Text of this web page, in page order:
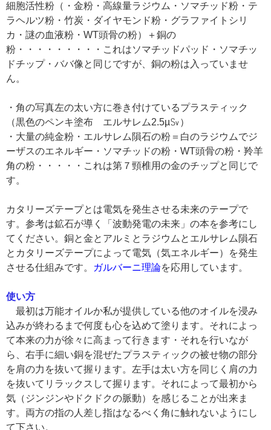
細胞活性粉（・金粉・高線量ラジウム・ソマチッド粉・テ
ラヘルツ粉・竹炭・ダイヤモンド粉・グラファイトシリ
カ・謎の血液粉・WT頭骨の粉）＋銅の
粉・・・・・・・・・これはソマチッドパッド・ソマチッ
ドチップ・ババ像と同じですが、銅の粉は入っていませ
ん。
・角の写真左の太い方に巻き付けているプラスティック
（黒色のペンキ塗布 エルサレム2.5µ㏜）
・大量の純金粉・エルサレム隕石の粉＝白のラジウムでジ
ーザスのエネルギー・ソマチッドの粉・WT頭骨の粉・羚羊
角の粉・・・・・これは第７頸椎用の金のチップと同じで
す。
カタリーズテープとは電気を発生させる未来のテープで
す。参考は鉱石が導く「波動発電の未来」の本を参考にし
てください。銅と金とアルミとラジウムとエルサレム隕石
とカタリーズテープによって電気（気エネルギー）を発生
させる仕組みです。
ガルバーニ理論を応用しています。
使い方
最初は万能オイルか私が提供している他のオイルを浸み
込みが終わるまで何度も心を込めて塗ります。それによっ
て本来の力が徐々に高まって行きます・それを行いなが
ら、右手に細い銅を混ぜたプラスティックの被せ物の部分
を肩の力を抜いて握ります。左手は太い方を同じく肩の力
を抜いてリラックスして握ります。それによって最初から
気（ジンジンやドクドクの脈動）を感じることが出来ま
す。両方の指の人差し指はなるべく角に触れないようにし
て下さい。